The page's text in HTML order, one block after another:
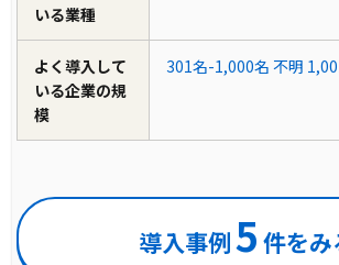
いる業種
よく導入して
いる企業の規
模
301名-1,000名 不明
導入事例5 件をみ